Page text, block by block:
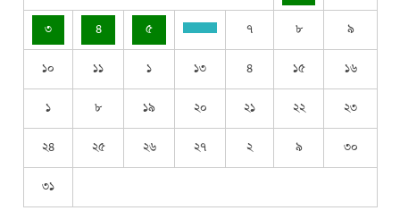
৩ ৪ ৫ ৭ ৮ ৯
১০ ১১ ১ ১৩ ৪ ১৫ ১৬
১ ৮ ১৯ ২০ ২১ ২২ ২৩
২৪ ২৫ ২৬ ২৭ ২ ৯ ৩০
৩১